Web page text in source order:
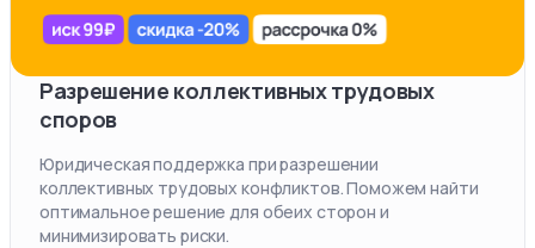
Разрешение коллективных трудовых
споров
Юридическая поддержка при разрешении
коллективных трудовых конфликтов. Поможем найти
оптимальное решение для обеих сторон и
минимизировать риски.